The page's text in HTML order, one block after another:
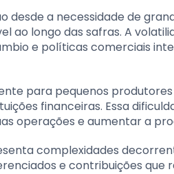
desde a necessidade de
ao longo das safras. A
e políticas comerciais
para pequenos produtores
financeiras. Essa
operações e aumentar a
complexidades
e contribuições que